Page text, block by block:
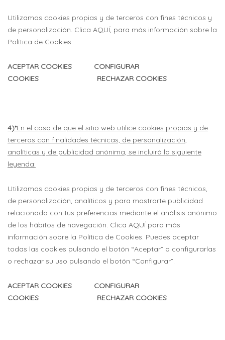
Utilizamos cookies propias y de terceros con fines técnicos y
de personalización. Clica AQUÍ, para más información sobre la
Política de Cookies.
ACEPTAR COOKIES CONFIGURAR
COOKIES RECHAZAR COOKIES
4)*En el caso de que el sitio web utilice cookies propias y de
terceros con finalidades técnicas, de personalización,
analíticas y de publicidad anónima, se incluirá la siguiente
leyenda:
Utilizamos cookies propias y de terceros con fines técnicos,
de personalización, analíticos y para mostrarte publicidad
relacionada con tus preferencias mediante el análisis anónimo
de los hábitos de navegación. Clica AQUÍ para más
información sobre la Política de Cookies. Puedes aceptar
todas las cookies pulsando el botón “Aceptar” o configurarlas
o rechazar su uso pulsando el botón “Configurar”.
ACEPTAR COOKIES CONFIGURAR
COOKIES RECHAZAR COOKIES